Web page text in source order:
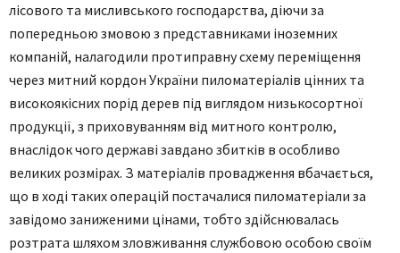
лісового та мисливського господарства, діючи за
попередньою змовою з представниками іноземних
компаній, налагодили протиправну схему переміщення
через митний кордон України пиломатеріалів цінних та
високоякісних порід дерев під виглядом низькосортної
продукції, з приховуванням від митного контролю,
внаслідок чого державі завдано збитків в особливо
великих розмірах. З матеріалів провадження вбачається,
що в ході таких операцій постачалися пиломатеріали за
завідомо заниженими цінами, тобто здійснювалась
розтрата шляхом зловживання службовою особою своїм